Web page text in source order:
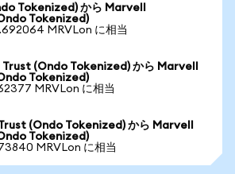
Tokenized) から Marvell
Tokenized)
MRVLon に相当
(Ondo Tokenized) から Marvell
Tokenized)
MRVLon に相当
(Ondo Tokenized) から Marvell
Tokenized)
MRVLon に相当